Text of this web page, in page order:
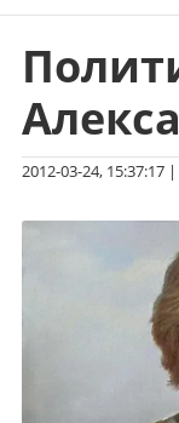
Перейти
содержимому
2012-03-24, 15:37:17|